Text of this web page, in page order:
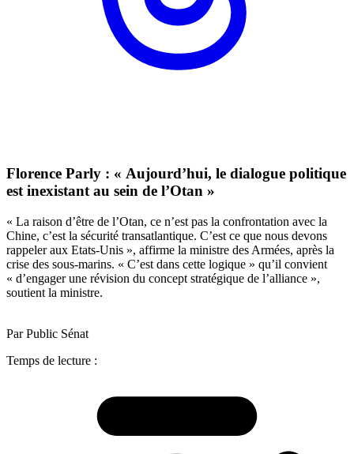
Florence Parly : « Aujourd’hui, le dialogue politique
est inexistant au sein de l’Otan »
« La raison d’être de l’Otan, ce n’est pas la confrontation avec la
Chine, c’est la sécurité transatlantique. C’est ce que nous devons
rappeler aux Etats-Unis », affirme la ministre des Armées, après la
crise des sous-marins. « C’est dans cette logique » qu’il convient
« d’engager une révision du concept stratégique de l’alliance »,
soutient la ministre.
Par Public Sénat
Temps de lecture :